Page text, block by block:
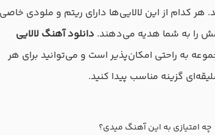
هر کدام از این لالایی‌ها دارای ریتم و ملودی خاصی
را به شما هدیه می‌دهند. دانلود آهنگ لالایی
به راحتی امکان‌پذیر است و می‌توانید برای هر
گزینه مناسب پیدا کنید.
چه امتیازی به این آهنگ میدی؟